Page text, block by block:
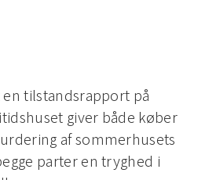
tilstandsrapport på
giver både køber
af sommerhusets
parter en tryghed i